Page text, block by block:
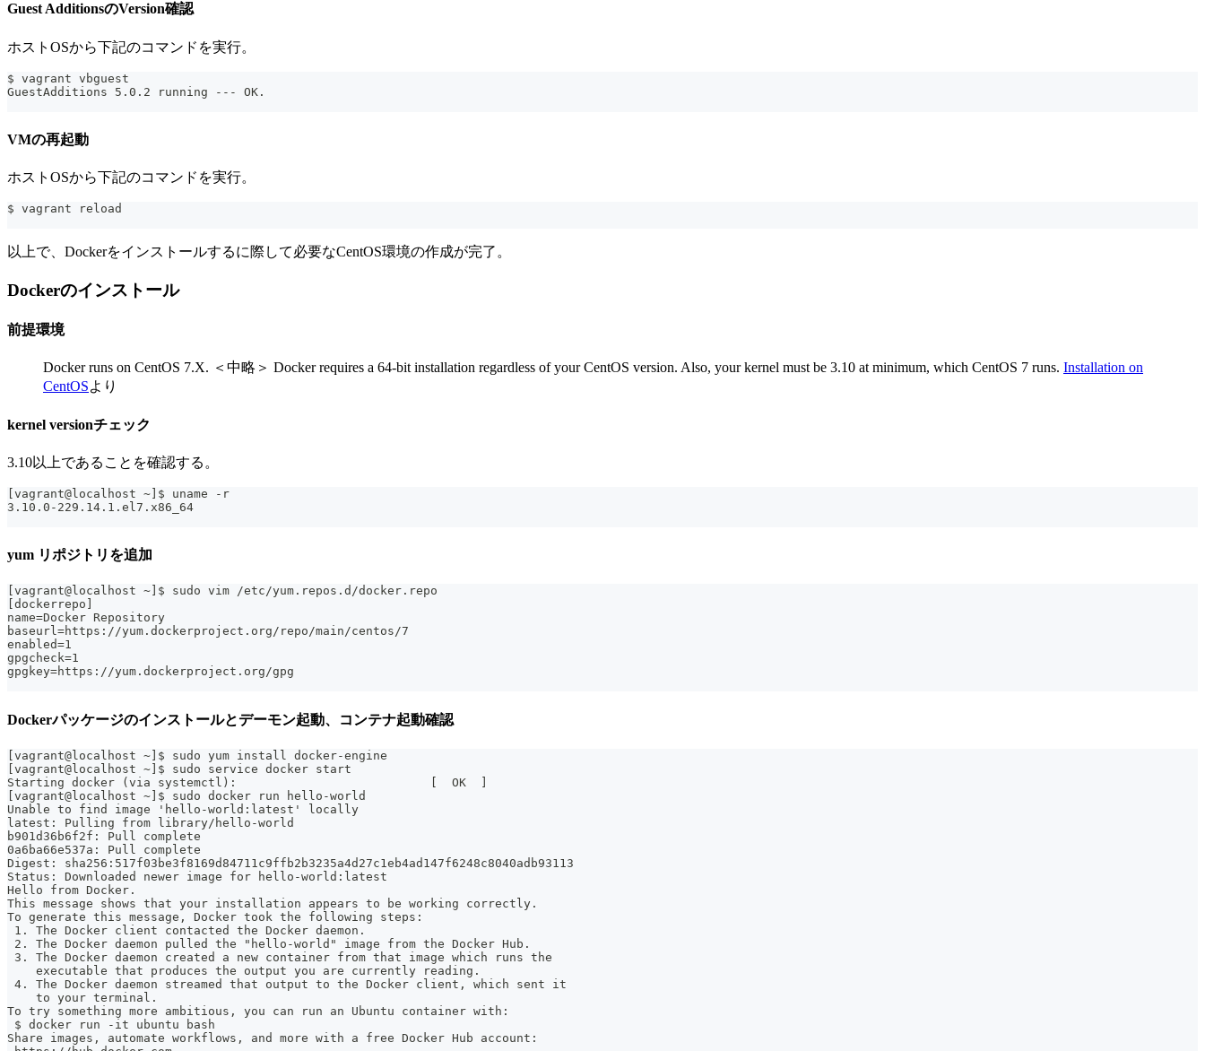
Guest AdditionsのVersion確認
ホストOSから下記のコマンドを実行。
$ vagrant vbguest
GuestAdditions 5.0.2 running --- OK.
VMの再起動
ホストOSから下記のコマンドを実行。
$ vagrant reload
以上で、Dockerをインストールするに際して必要なCentOS環境の作成が完了。
Dockerのインストール
前提環境
Docker runs on CentOS 7.X. ＜中略＞ Docker requires a 64-bit installation regardless of your CentOS version. Also, your kernel must be 3.10 at minimum, which CentOS 7 runs. Installation on
CentOSより
kernel versionチェック
3.10以上であることを確認する。
[vagrant@localhost ~]$ uname -r
3.10.0-229.14.1.el7.x86_64
yum リポジトリを追加
[vagrant@localhost ~]$ sudo vim /etc/yum.repos.d/docker.repo
[dockerrepo]
name=Docker Repository
baseurl=https://yum.dockerproject.org/repo/main/centos/7
enabled=1
gpgcheck=1
gpgkey=https://yum.dockerproject.org/gpg
Dockerパッケージのインストールとデーモン起動、コンテナ起動確認
[vagrant@localhost ~]$ sudo yum install docker-engine
[vagrant@localhost ~]$ sudo service docker start
Starting docker (via systemctl):                           [  OK  ]
[vagrant@localhost ~]$ sudo docker run hello-world
Unable to find image 'hello-world:latest' locally
latest: Pulling from library/hello-world
b901d36b6f2f: Pull complete
0a6ba66e537a: Pull complete
Digest: sha256:517f03be3f8169d84711c9ffb2b3235a4d27c1eb4ad147f6248c8040adb93113
Status: Downloaded newer image for hello-world:latest
Hello from Docker.
This message shows that your installation appears to be working correctly.
To generate this message, Docker took the following steps:
1. The Docker client contacted the Docker daemon.
2. The Docker daemon pulled the "hello-world" image from the Docker Hub.
3. The Docker daemon created a new container from that image which runs the
    executable that produces the output you are currently reading.
4. The Docker daemon streamed that output to the Docker client, which sent it
    to your terminal.
To try something more ambitious, you can run an Ubuntu container with:
$ docker run -it ubuntu bash
Share images, automate workflows, and more with a free Docker Hub account: